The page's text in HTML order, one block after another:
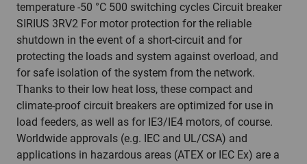
temperature -50 °C 500 switching cycles Circuit breaker
SIRIUS 3RV2 For motor protection for the reliable
shutdown in the event of a short-circuit and for
protecting the loads and system against overload, and
for safe isolation of the system from the network.
Thanks to their low heat loss, these compact and
climate-proof circuit breakers are optimized for use in
load feeders, as well as for IE3/IE4 motors, of course.
Worldwide approvals (e.g. IEC and UL/CSA) and
applications in hazardous areas (ATEX or IEC Ex) are a